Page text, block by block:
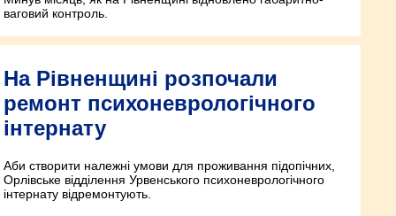
ваговий контроль.
На Рівненщині розпочали
ремонт психоневрологічного
інтернату
Аби створити належні умови для проживання підопічних,
Орлівське відділення Урвенського психоневрологічного
інтернату відремонтують.